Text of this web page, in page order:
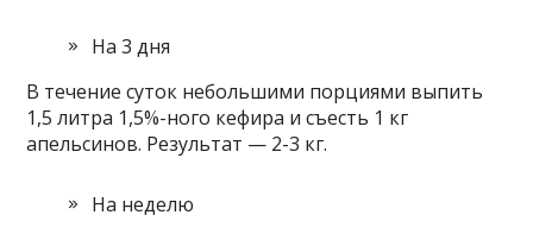
На 3 дня
В течение суток небольшими порциями выпить
1,5 литра 1,5%-ного кефира и съесть 1 кг
апельсинов. Результат — 2-3 кг.
На неделю